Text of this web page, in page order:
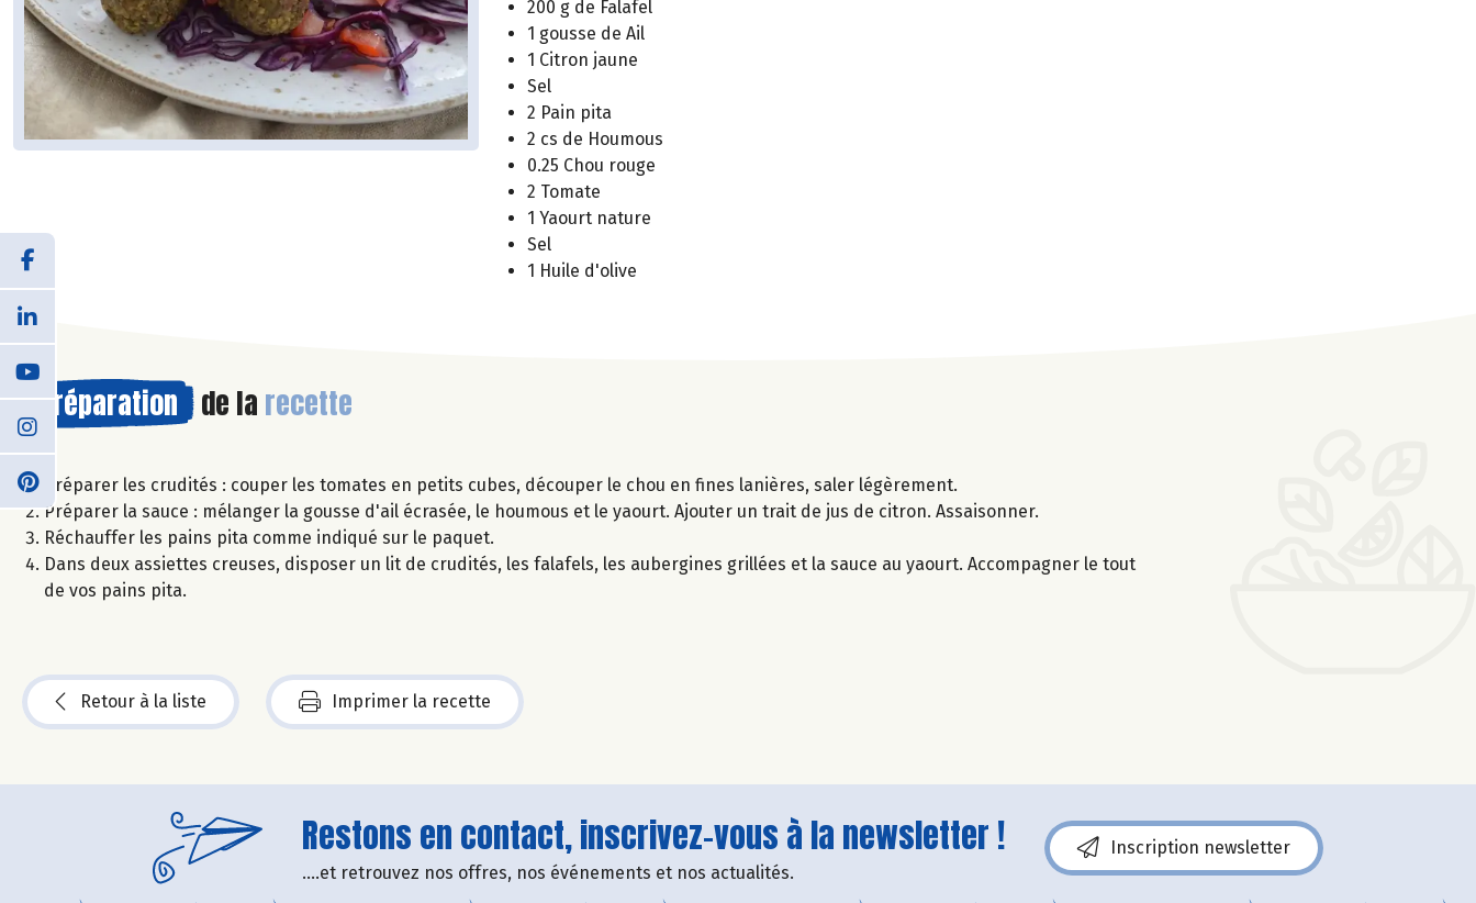
200 g de Falafel
1 gousse de Ail
1 Citron jaune
Sel
2 Pain pita
2 cs de Houmous
0.25 Chou rouge
2 Tomate
1 Yaourt nature
Sel
1 Huile d'olive
Préparation de la recette
Préparer les crudités : couper les tomates en petits cubes, découper le chou en fines lanières, saler légèrement.
Préparer la sauce : mélanger la gousse d'ail écrasée, le houmous et le yaourt. Ajouter un trait de jus de citron. Assaisonner.
Réchauffer les pains pita comme indiqué sur le paquet.
Dans deux assiettes creuses, disposer un lit de crudités, les falafels, les aubergines grillées et la sauce au yaourt. Accompagner le tout
de vos pains pita.
Retour à la liste Imprimer la recette
Restons en contact, inscrivez-vous à la newsletter !
....et retrouvez nos offres, nos événements et nos actualités.
Inscription newsletter